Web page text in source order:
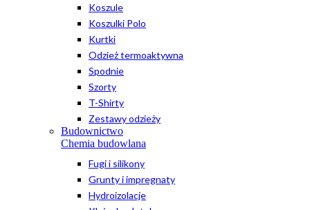
Koszule
Koszulki Polo
Kurtki
Odzież termoaktywna
Spodnie
Szorty
T-Shirty
Zestawy odzieży
Budownictwo
Chemia budowlana
Fugi i silikony
Grunty i impregnaty
Hydroizolacje